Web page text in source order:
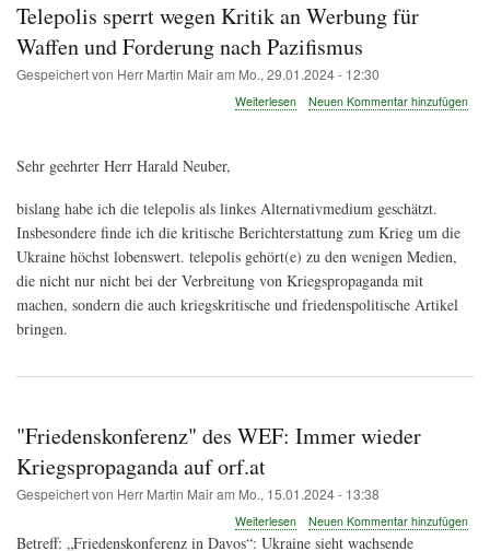
Telepolis sperrt wegen Kritik an Werbung für
Waffen und Forderung nach Pazifismus
Gespeichert von Herr Martin Mairam Mo., 29.01.2024 - 12:30
Weiterlesenüber
Werbung
für
Waffen
und
Forderung
nach
Neuen Kommentar hinzufügen
Sehr geehrter Herr Harald Neuber,
bislang habe ich die telepolis als linkes Alternativmedium geschätzt.
Insbesondere finde ich die kritische Berichterstattung zum Krieg um die
Ukraine höchst lobenswert. telepolis gehört(e) zu den wenigen Medien,
die nicht nur nicht bei der Verbreitung von Kriegspropaganda mit
machen, sondern die auch kriegskritische und friedenspolitische Artikel
bringen.
"Friedenskonferenz" des WEF: Immer wieder
Kriegspropaganda auf orf.at
Gespeichert von Herr Martin Mairam Mo., 15.01.2024 - 13:38
Weiterlesenüber
"Friedenskonferenz"
Neuen Kommentar hinzufügen
Betreff: „Friedenskonferenz in Davos“: Ukraine sieht wachsende